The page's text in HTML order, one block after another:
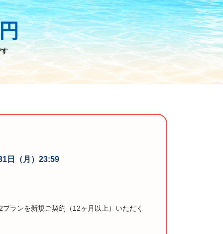
日（月）23:59
ランを新規ご契約（12ヶ月以上）いただく